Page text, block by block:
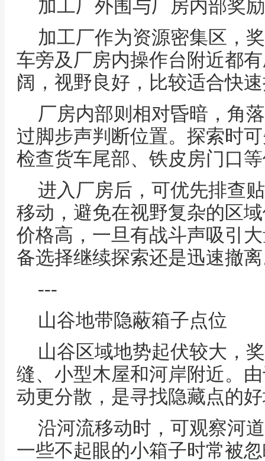
加工厂外围与厂房内部奖
加工厂作为资源密集区，
车旁及厂房内操作台附近都
阔，视野良好，比较适合快
厂房内部则相对昏暗，角
过脚步声判断位置。探索时
检查货车尾部、铁皮房门口
进入厂房后，可优先排查
移动，避免在视野复杂的区
价格高，一旦有战斗声吸引
备选择继续探索还是迅速撤
---
山谷地带隐蔽箱子点位
山谷区域地势起伏较大，
缝、小型木屋和河岸附近。
动更分散，是寻找隐藏点的
沿河流移动时，可观察河
一些不起眼的小箱子时常被